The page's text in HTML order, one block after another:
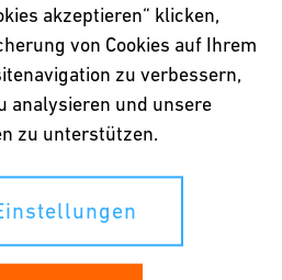
als Unternehmer zurück.
Chance und findet in
Diese Fähigkeiten nutzt er
Moj im Bereich real digitale
wollen nicht nur einen
akzeptieren“ klicken,
von Cookies auf Ihrem
zu verbessern,
analysieren und unsere
zu unterstützen.